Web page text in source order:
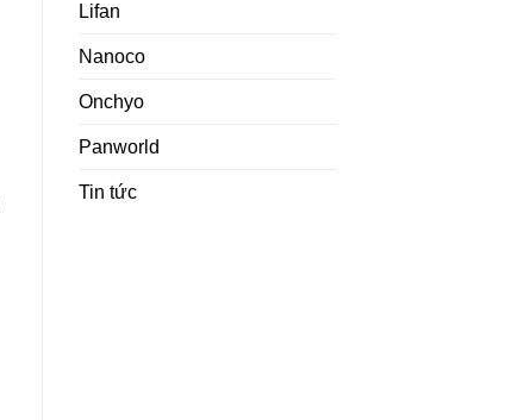
Lifan
Nanoco
Onchyo
Panworld
Tin tức